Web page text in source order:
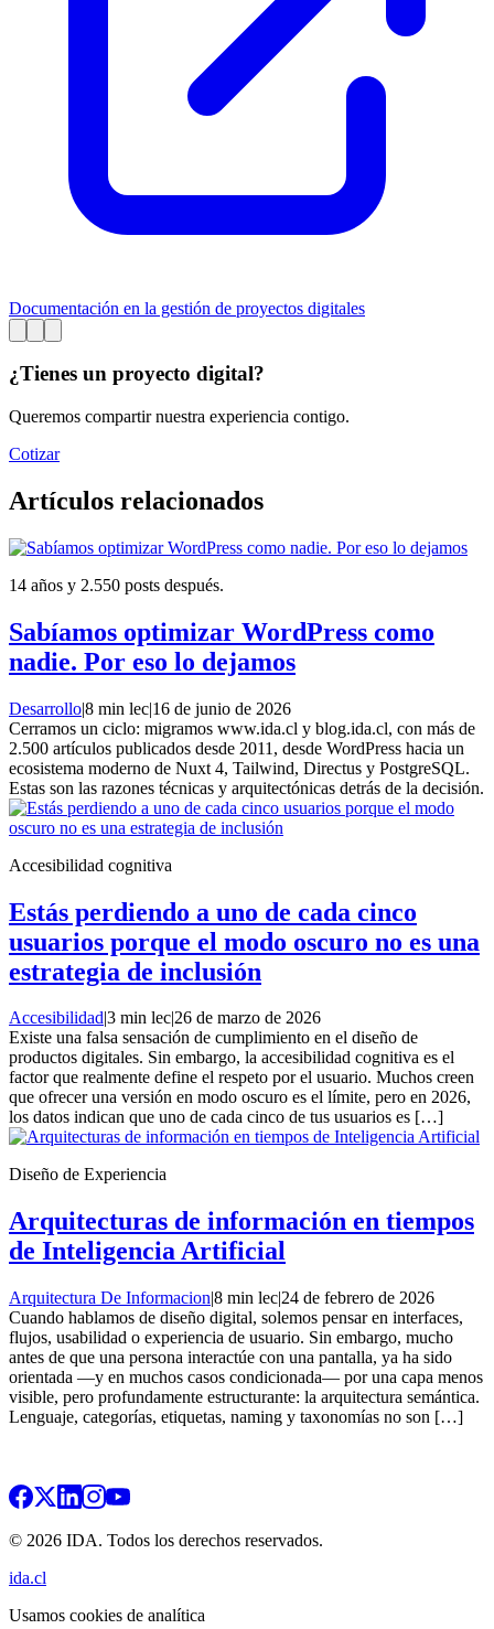
Documentación en la gestión de proyectos digitales
¿Tienes un proyecto digital?
Queremos compartir nuestra experiencia contigo.
Cotizar
Artículos relacionados
14 años y 2.550 posts después.
Sabíamos optimizar WordPress como
nadie. Por eso lo dejamos
Desarrollo|8 min lec|16 de junio de 2026
Cerramos un ciclo: migramos www.ida.cl y blog.ida.cl, con más de
2.500 artículos publicados desde 2011, desde WordPress hacia un
ecosistema moderno de Nuxt 4, Tailwind, Directus y PostgreSQL.
Estas son las razones técnicas y arquitectónicas detrás de la decisión.
Accesibilidad cognitiva
Estás perdiendo a uno de cada cinco
usuarios porque el modo oscuro no es una
estrategia de inclusión
Accesibilidad3 min lec26 de marzo de 2026
Existe una falsa sensación de cumplimiento en el diseño de
productos digitales. Sin embargo, la accesibilidad cognitiva es el
factor que realmente define el respeto por el usuario. Muchos creen
que ofrecer una versión en modo oscuro es el límite, pero en 2026,
los datos indican que uno de cada cinco de tus usuarios es […]
Diseño de Experiencia
Arquitecturas de información en tiempos
de Inteligencia Artificial
Arquitectura De Informacion|8 min lec|24 de febrero de 2026
Cuando hablamos de diseño digital, solemos pensar en interfaces,
flujos, usabilidad o experiencia de usuario. Sin embargo, mucho
antes de que una persona interactúe con una pantalla, ya ha sido
orientada —y en muchos casos condicionada— por una capa menos
visible, pero profundamente estructurante: la arquitectura semántica.
Lenguaje, categorías, etiquetas, naming y taxonomías no son […]
© 2026 IDA. Todos los derechos reservados.
ida.cl
Usamos cookies de analítica